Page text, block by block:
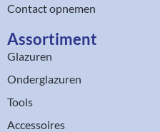
Contact opnemen
Assortiment​
Glazuren
Onderglazuren
Tools
Accessoires